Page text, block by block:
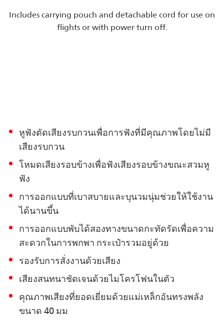
Includes carrying pouch and detachable cord for use on
flights or with power turn off.
หูฟังตัดเสียงรบกวนเพื่อการฟังที่มีคุณภาพโดยไม่มี
เสียงรบกวน
โหมดเสียงรอบข้างเพื่อฟังเสียงรอบข้างขณะสวมหู
ฟัง
การออกแบบที่เบาสบายและบุนวมนุ่มช่วยให้ใช้งาน
ได้นานขึ้น
การออกแบบพับได้สองทางขนาดกะทัดรัดเพื่อความ
สะดวกในการพกพา กระเป๋ารวมอยู่ด้วย
รองรับการสั่งงานด้วยเสียง
เสียงสนทนาชัดเจนด้วยไมโครโฟนในตัว
คุณภาพเสียงที่ยอดเยี่ยมด้วยแม่เหล็กอันทรงพลัง
ขนาด 40 มม